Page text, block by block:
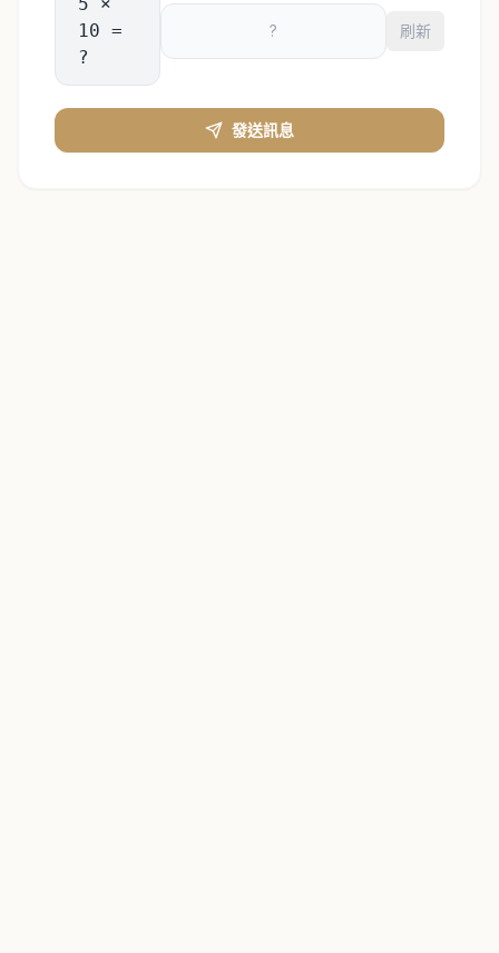
10 =
?
刷新
發送訊息